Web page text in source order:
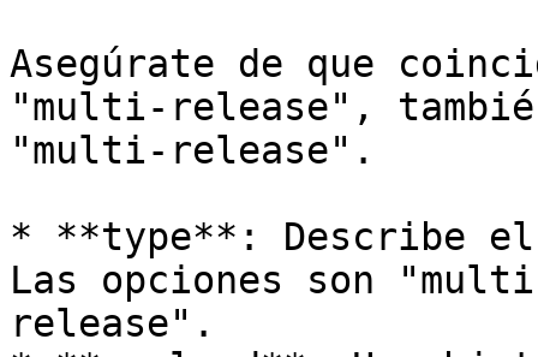
Asegúrate de que
"multi-release",
"multi-release".
* **type**: Describe
Las opciones son
release".